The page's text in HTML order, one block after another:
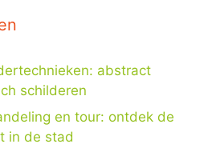
abstract
schilderen
en tour: ontdek de
in de stad